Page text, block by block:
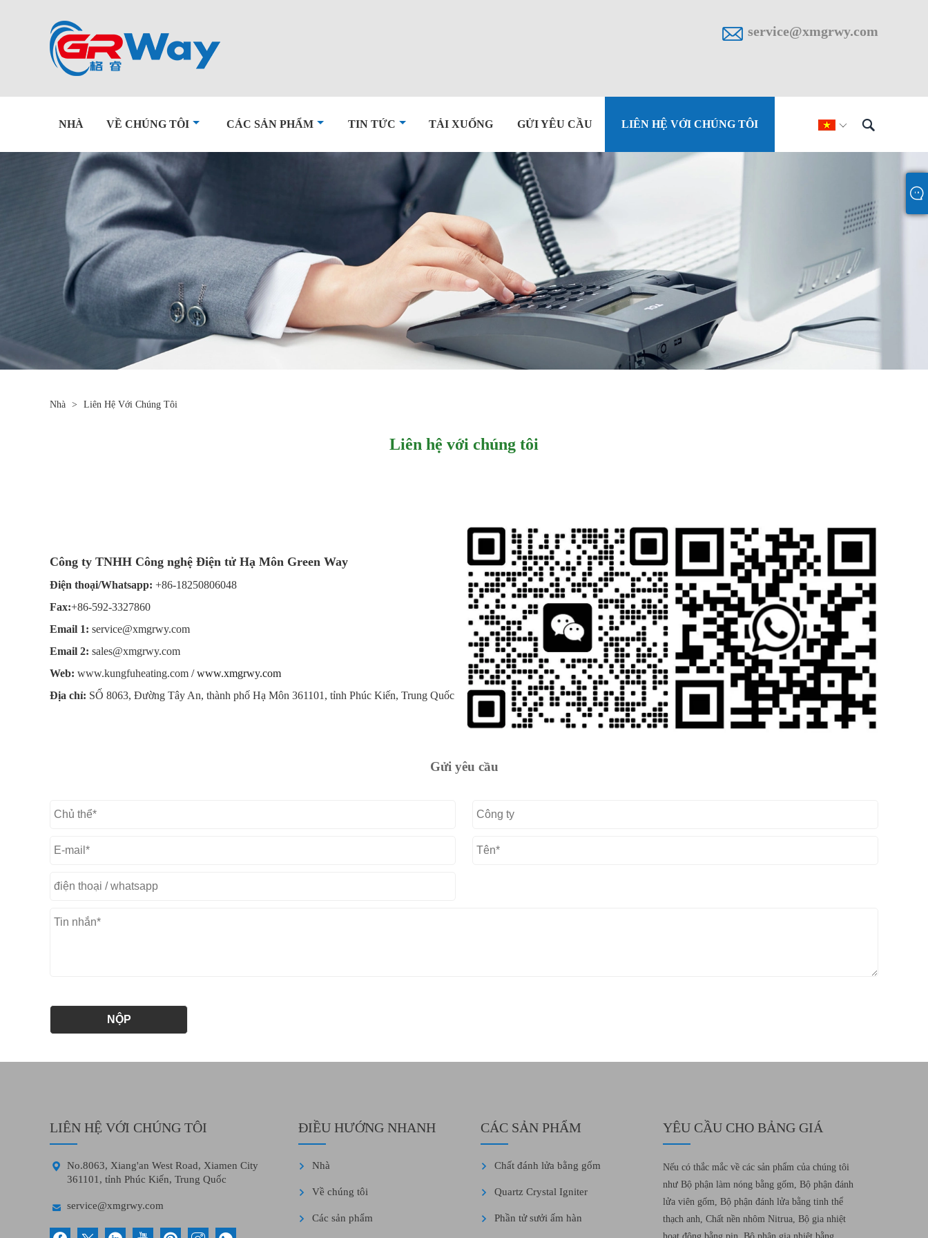
 service@xmgrwy.com
 
NHÀ VỀ CHÚNG TÔI CÁC SẢN PHẨM TIN TỨC TẢI XUỐNG GỬI YÊU CẦU LIÊN HỆ VỚI CHÚNG TÔI
Nhà > Liên Hệ Với Chúng Tôi
Liên hệ với chúng tôi
Công ty TNHH Công nghệ Điện tử Hạ Môn Green Way
Điện thoại/Whatsapp: +86-18250806048
Fax:+86-592-3327860
Email 1: service@xmgrwy.com
Email 2: sales@xmgrwy.com
Web: www.kungfuheating.com /www.xmgrwy.com
Địa chỉ: SỐ 8063, Đường Tây An, thành phố Hạ Môn 361101, tỉnh Phúc Kiến, Trung Quốc
Gửi yêu cầu
LIÊN HỆ VỚI CHÚNG TÔI

No.8063, Xiang'an West Road, Xiamen City
361101, tỉnh Phúc Kiến, Trung Quốc
 service@xmgrwy.com
ĐIỀU HƯỚNG NHANH
Nhà
Về chúng tôi
Các sản phẩm
CÁC SẢN PHẨM
Chất đánh lửa bằng gốm
Quartz Crystal Igniter
Phần tử sưởi ấm hàn
YÊU CẦU CHO BẢNG GIÁ
Nếu có thắc mắc về các sản phẩm của chúng tôi
như Bộ phận làm nóng bằng gốm, Bộ phận đánh
lửa viên gốm, Bộ phận đánh lửa bằng tinh thể
thạch anh, Chất nền nhôm Nitrua, Bộ gia nhiệt